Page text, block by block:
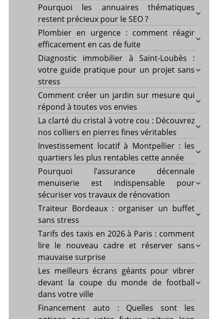
Pourquoi les annuaires thématiques
restent précieux pour le SEO ?
Plombier en urgence : comment réagir
efficacement en cas de fuite
Diagnostic immobilier à Saint-Loubès :
votre guide pratique pour un projet sans
stress
Comment créer un jardin sur mesure qui
répond à toutes vos envies
La clarté du cristal à votre cou : Découvrez
nos colliers en pierres fines véritables
Investissement locatif à Montpellier : les
quartiers les plus rentables cette année
Pourquoi l’assurance décennale
menuiserie est indispensable pour
sécuriser vos travaux de rénovation
Traiteur Bordeaux : organiser un buffet
sans stress
Tarifs des taxis en 2026 à Paris : comment
lire le nouveau cadre et réserver sans
mauvaise surprise
Les meilleurs écrans géants pour vibrer
devant la coupe du monde de football
dans votre ville
Financement auto : Quelles sont les